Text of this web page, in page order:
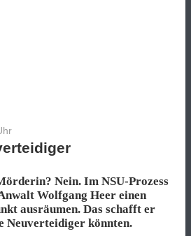
Nein. Im NSU-Prozess
Wolfgang Heer einen
ausräumen. Das schafft er
Neuverteidiger könnten.